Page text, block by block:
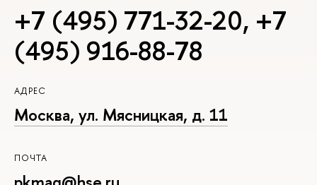
+7 (495) 771-32-20, +7
(495) 916-88-78
АДРЕС
Москва, ул. Мясницкая, д. 11
ПОЧТА